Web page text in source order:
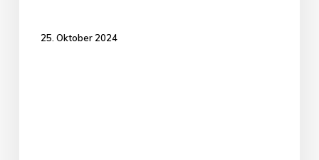
25. Oktober 2024